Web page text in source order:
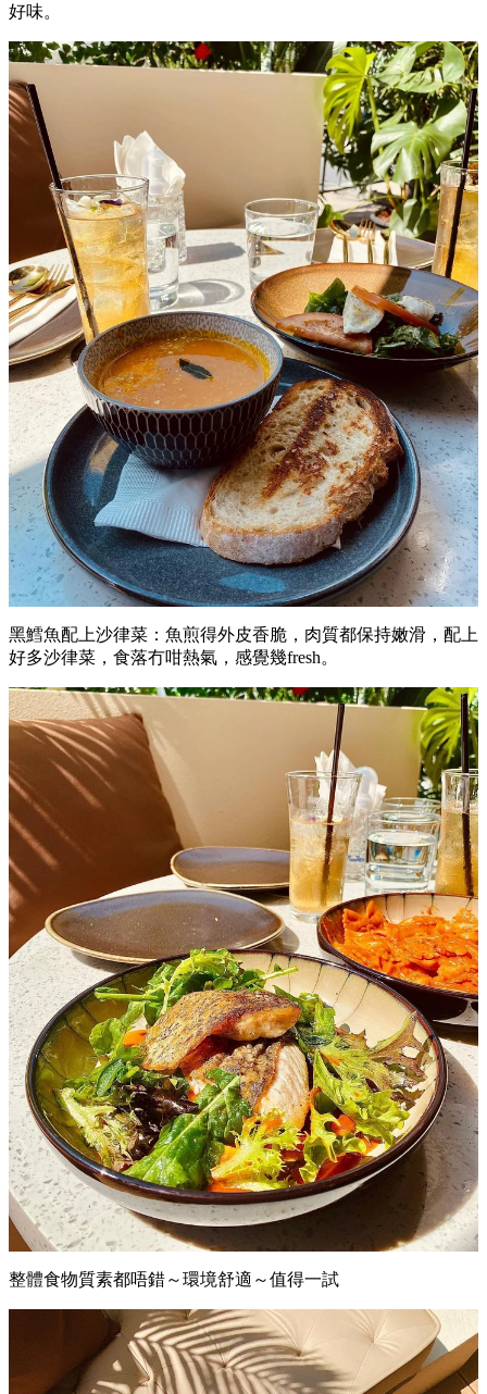
好味。
黑鱈魚配上沙律菜：魚煎得外皮香脆，肉質都保持嫩滑，配上
好多沙律菜，食落冇咁熱氣，感覺幾fresh。
整體食物質素都唔錯～環境舒適～值得一試